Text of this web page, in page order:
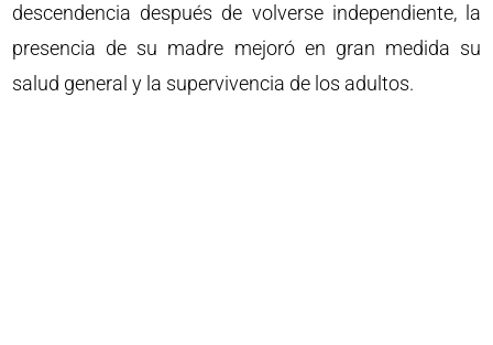
descendencia después de volverse independiente, la
presencia de su madre mejoró en gran medida su
salud general y la supervivencia de los adultos.